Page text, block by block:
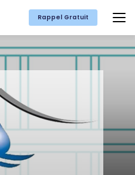
Rappel Gratuit